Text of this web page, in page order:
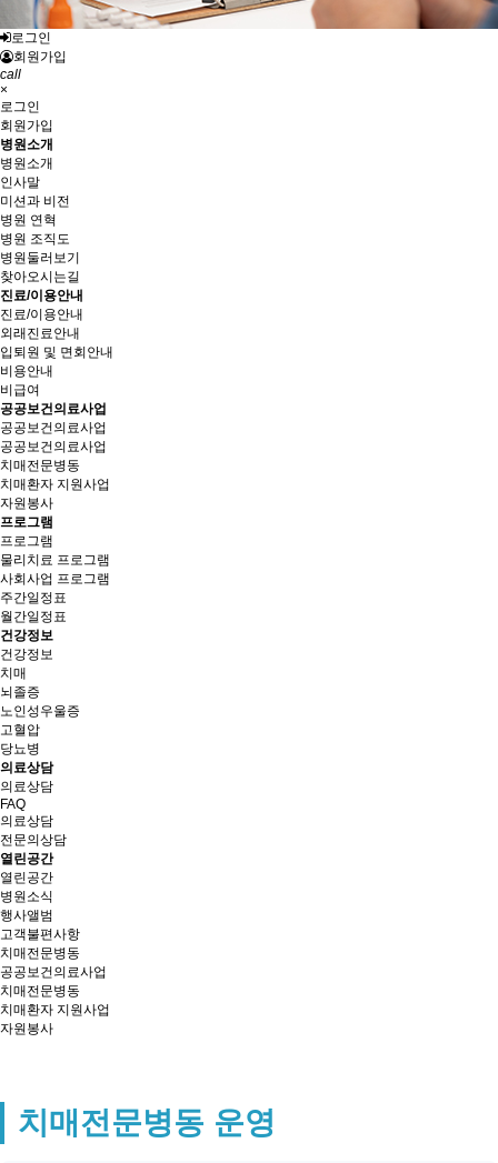
로그인
회원가입
call
×
로그인
회원가입
병원소개
병원소개
인사말
미션과 비전
병원 연혁
병원 조직도
병원둘러보기
찾아오시는길
진료/이용안내
진료/이용안내
외래진료안내
입퇴원 및 면회안내
비용안내
비급여
공공보건의료사업
공공보건의료사업
공공보건의료사업
치매전문병동
치매환자 지원사업
자원봉사
프로그램
프로그램
물리치료 프로그램
사회사업 프로그램
주간일정표
월간일정표
건강정보
건강정보
치매
뇌졸증
노인성우울증
고혈압
당뇨병
의료상담
의료상담
FAQ
의료상담
전문의상담
열린공간
열린공간
병원소식
행사앨범
고객불편사항
치매전문병동
공공보건의료사업
치매전문병동
치매환자 지원사업
자원봉사
치매전문병동 운영